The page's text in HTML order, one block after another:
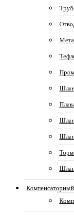
Компенсаторный